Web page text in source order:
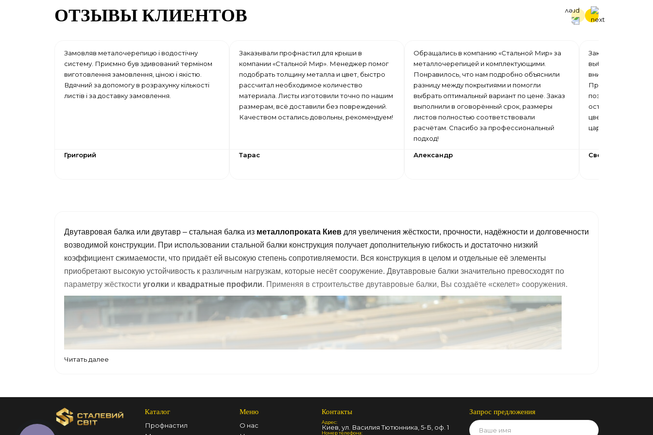
Двутавровая балка или двутавр – стальная балка из металлопроката Киевдля увеличения жёсткости, прочности, надёжности и долговечности
возводимой конструкции. При использовании стальной балки конструкция получает дополнительную гибкость и достаточно низкий
коэффициент сжимаемости, что придаёт ей высокую степень сопротивляемости. Вся конструкция в целом и отдельные её элементы
приобретают высокую устойчивость к различным нагрузкам, которые несёт сооружение. Двутавровые балки значительно превосходят по
параметру жёсткости уголки и квадратные профили. Применяя в строительстве двутавровые балки, Вы создаёте «скелет» сооружения.
Читать далее
ОТЗЫВЫ КЛИЕНТОВ
Замовляв металочерепицю і водостічну
систему. Приємно був здивований терміном
виготовлення замовлення, ціною і якістю.
Вдячний за допомогу в розрахунку кількості
листів і за доставку замовлення.
Григорий
Заказывали профнастил для крыши в
компании «Стальной Мир». Менеджер помог
подобрать толщину металла и цвет, быстро
рассчитал необходимое количество
материала. Листы изготовили точно по нашим
размерам, всё доставили без повреждений.
Качеством остались довольны, рекомендуем!
Тарас
Обращались в компанию «Стальной Мир» за
металлочерепицей и комплектующими.
Понравилось, что нам подробно объяснили
разницу между покрытиями и помогли
выбрать оптимальный вариант по цене. Заказ
выполнили в оговорённый срок, размеры
листов полностью соответствовали
расчётам. Спасибо за профессиональный
подход!
Александр
Заказывали
выбор цветов,
внимательное
Профнастил
поэтому во время
осталось
цвет
царапин.
Светлана
Каталог
Профнастил
Меню
О нас
Контакты
Адрес:
Киев, ул. Василия Тютюнника, 5-Б, оф. 1
Номер телефона:
Запрос предложения